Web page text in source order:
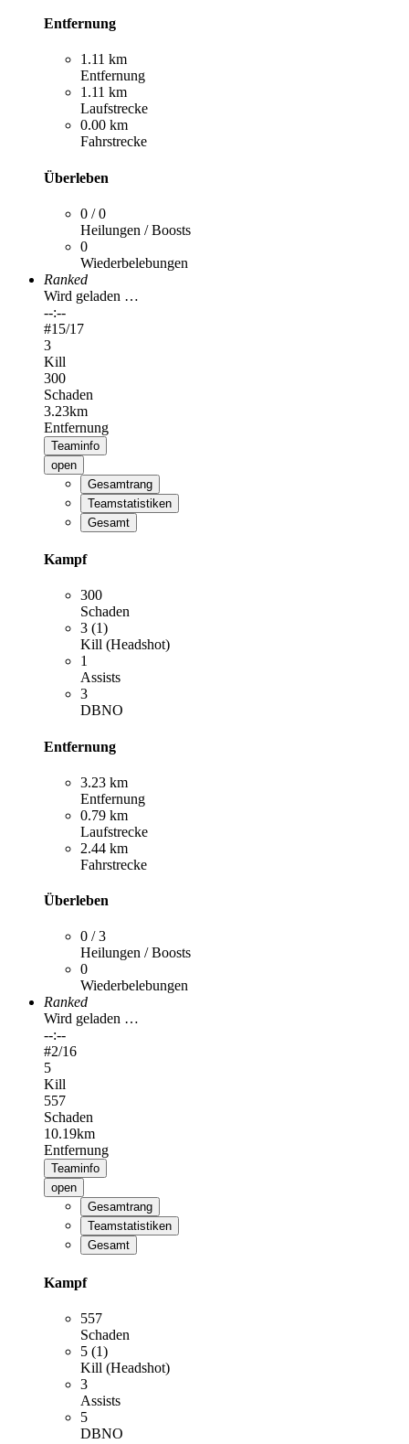
Entfernung
1.11 km
Entfernung
1.11 km
Laufstrecke
0.00 km
Fahrstrecke
Überleben
0 / 0
Heilungen / Boosts
0
Wiederbelebungen
Ranked
Wird geladen …
--:--
#15/17
3
Kill
300
Schaden
3.23km
Entfernung
Teaminfo
open
Gesamtrang
Teamstatistiken
Gesamt
Kampf
300
Schaden
3 (1)
Kill (Headshot)
1
Assists
3
DBNO
Entfernung
3.23 km
Entfernung
0.79 km
Laufstrecke
2.44 km
Fahrstrecke
Überleben
0 / 3
Heilungen / Boosts
0
Wiederbelebungen
Ranked
Wird geladen …
--:--
#2/16
5
Kill
557
Schaden
10.19km
Entfernung
Teaminfo
open
Gesamtrang
Teamstatistiken
Gesamt
Kampf
557
Schaden
5 (1)
Kill (Headshot)
3
Assists
5
DBNO